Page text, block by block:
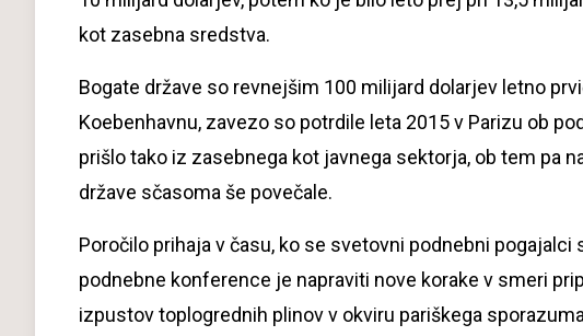
kot zasebna sredstva.
Bogate države so revnejšim 100 milijard dolarjev letno
Koebenhavnu, zavezo so potrdile leta 2015 v Parizu ob
prišlo tako iz zasebnega kot javnega sektorja, ob tem pa
države sčasoma še povečale.
Poročilo prihaja v času, ko se svetovni podnebni
podnebne konference je napraviti nove korake v smeri
izpustov toplogrednih plinov v okviru pariškega